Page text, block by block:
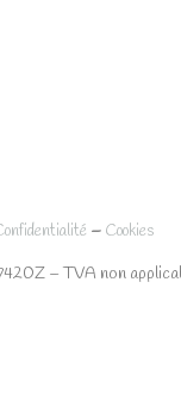
– Cookies
– TVA non